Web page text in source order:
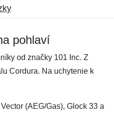
pohlaví
od značky 101 Inc. Z
Cordura. Na uchytenie k
(AEG/Gas), Glock 33 a